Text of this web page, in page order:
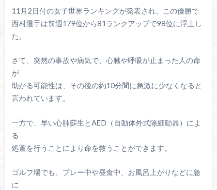
11月2日付の女子世界ランキングが発表され、この優勝で
西村選手は前週179位から81ランクアップで98位に浮上し
た。
さて、突然の事故や病気で、心臓や呼吸が止まった人の命
が
助かる可能性は、その後の約10分間に急激に少なくなると
言われています。
一方で、早い心肺蘇生とAED（自動体外式除細動器）によ
る
処置を行うことにより命を救うことができます。
ゴルフ場でも、プレー中や昼食中、お風呂上がりなどに急
に